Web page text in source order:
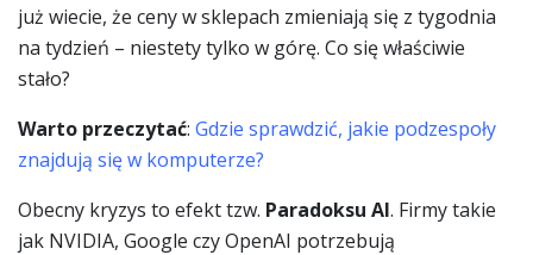
już wiecie, że ceny w sklepach zmieniają się z tygodnia
na tydzień – niestety tylko w górę. Co się właściwie
stało?
Warto przeczytać: Gdzie sprawdzić, jakie podzespoły
znajdują się w komputerze?
Obecny kryzys to efekt tzw. Paradoksu AI. Firmy takie
jak NVIDIA, Google czy OpenAI potrzebują